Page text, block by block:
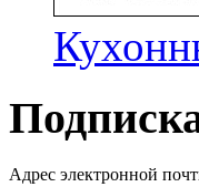
Адрес электронной